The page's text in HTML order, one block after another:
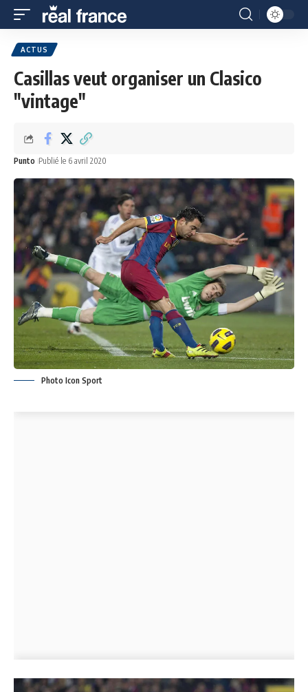
ACTUS
Casillas veut organiser un Clasico
"vintage"
Punto Publié le 6 avril 2020
Photo Icon Sport